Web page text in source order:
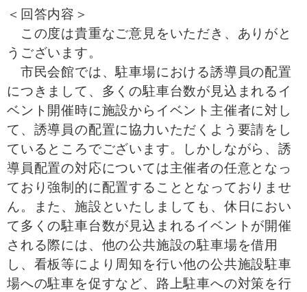
＜回答内容＞
この度は貴重なご意見をいただき、ありがと
うございます。
市民会館では、駐車場における誘導員の配置
につきまして、多くの駐車台数が見込まれるイ
ベント開催時に施設からイベント主催者に対し
て、誘導員の配置に協力いただくよう要請をし
ているところでございます。しかしながら、誘
導員配置の対応については主催者の任意となっ
ており強制的に配置することとなっておりませ
ん。また、施設といたしましても、休日におい
て多くの駐車台数が見込まれるイベントが開催
される際には、他の公共施設の駐車場を借用
し、看板等により周知を行い他の公共施設駐車
場への駐車を促すなど、路上駐車への対策を行